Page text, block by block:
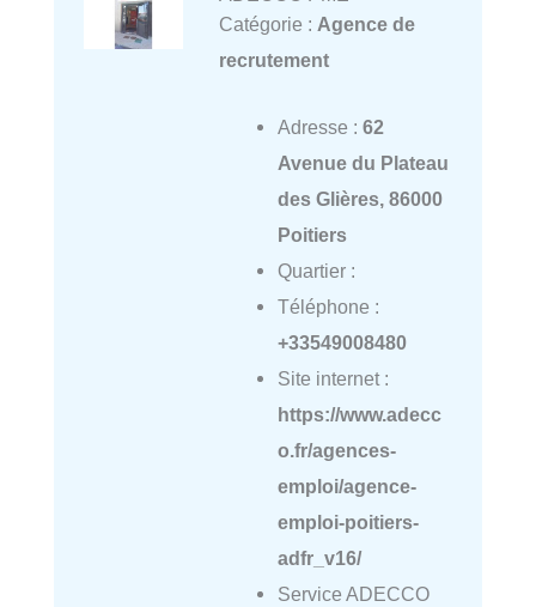
Catégorie : Agence de
recrutement
Adresse : 62
Avenue du Plateau
des Glières, 86000
Poitiers
Quartier :
Téléphone :
+33549008480
Site internet :
https://www.adecc
o.fr/agences-
emploi/agence-
emploi-poitiers-
adfr_v16/
Service ADECCO